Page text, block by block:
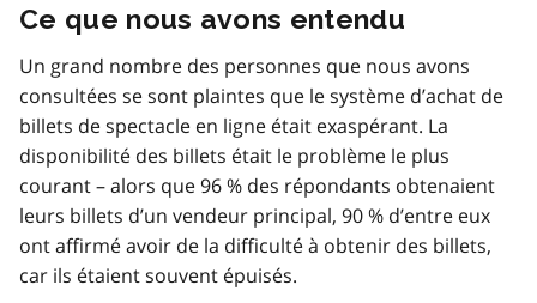
Ce que nous avons entendu
Un grand nombre des personnes que nous avons
consultées se sont plaintes que le système d’achat de
billets de spectacle en ligne était exaspérant. La
disponibilité des billets était le problème le plus
courant – alors que 96 % des répondants obtenaient
leurs billets d’un vendeur principal, 90 % d’entre eux
ont affirmé avoir de la difficulté à obtenir des billets,
car ils étaient souvent épuisés.